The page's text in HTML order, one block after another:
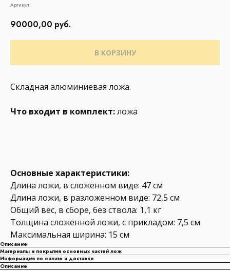
Артикул:
90000,00 руб.
В КОРЗИНУ
Складная алюминиевая ложа.
Что входит в комплект:ложа
Основные характеристики:
Длина ложи, в сложенном виде: 47 см
Длина ложи, в разложенном виде: 72,5 см
Общий вес, в сборе, без ствола: 1,1 кг
Толщина сложенной ложи, с прикладом: 7,5 см
Максимальная ширина: 15 см
Описание
Материалы и покрытия основных частей лож
Информация по оплате и доставке
Описание